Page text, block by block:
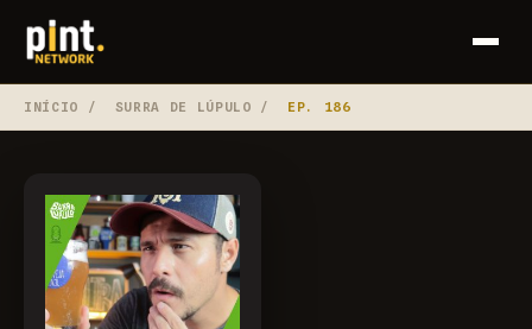
INÍCIO / SURRA DE LÚPULO / EP. 186